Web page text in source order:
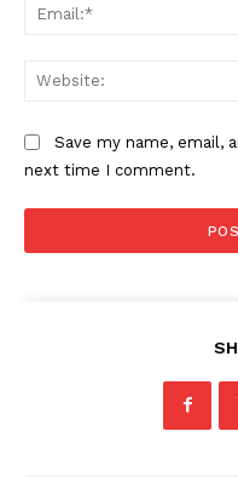
Save my name, email,
next time I comment.